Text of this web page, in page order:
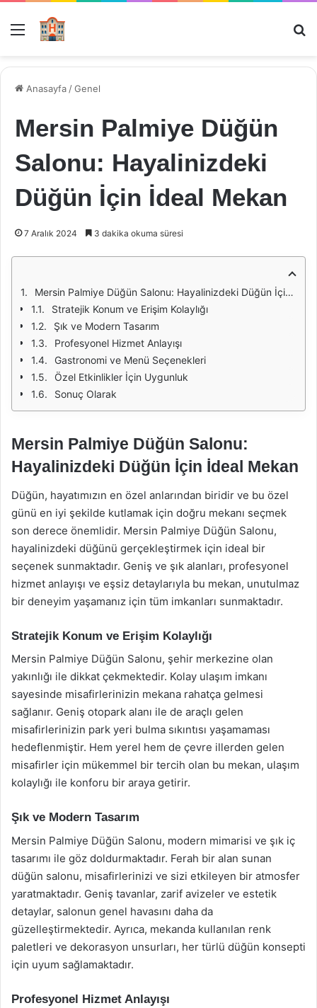
Menü
Anasayfa /Genel
Mersin Palmiye Düğün
Salonu: Hayalinizdeki
Düğün İçin İdeal Mekan
7 Aralık 2024 3 dakika okuma süresi
Mersin Palmiye Düğün Salonu: Hayalinizdeki Düğün İçin İdeal Mekan
Stratejik Konum ve Erişim Kolaylığı
Şık ve Modern Tasarım
Profesyonel Hizmet Anlayışı
Gastronomi ve Menü Seçenekleri
Özel Etkinlikler İçin Uygunluk
Sonuç Olarak
Mersin Palmiye Düğün Salonu:
Hayalinizdeki Düğün İçin İdeal Mekan
Düğün, hayatımızın en özel anlarından biridir ve bu özel
günü en iyi şekilde kutlamak için doğru mekanı seçmek
son derece önemlidir. Mersin Palmiye Düğün Salonu,
hayalinizdeki düğünü gerçekleştirmek için ideal bir
seçenek sunmaktadır. Geniş ve şık alanları, profesyonel
hizmet anlayışı ve eşsiz detaylarıyla bu mekan, unutulmaz
bir deneyim yaşamanız için tüm imkanları sunmaktadır.
Stratejik Konum ve Erişim Kolaylığı
Mersin Palmiye Düğün Salonu, şehir merkezine olan
yakınlığı ile dikkat çekmektedir. Kolay ulaşım imkanı
sayesinde misafirlerinizin mekana rahatça gelmesi
sağlanır. Geniş otopark alanı ile de araçlı gelen
misafirlerinizin park yeri bulma sıkıntısı yaşamaması
hedeflenmiştir. Hem yerel hem de çevre illerden gelen
misafirler için mükemmel bir tercih olan bu mekan, ulaşım
kolaylığı ile konforu bir araya getirir.
Şık ve Modern Tasarım
Mersin Palmiye Düğün Salonu, modern mimarisi ve şık iç
tasarımı ile göz doldurmaktadır. Ferah bir alan sunan
düğün salonu, misafirlerinizi ve sizi etkileyen bir atmosfer
yaratmaktadır. Geniş tavanlar, zarif avizeler ve estetik
detaylar, salonun genel havasını daha da
güzelleştirmektedir. Ayrıca, mekanda kullanılan renk
paletleri ve dekorasyon unsurları, her türlü düğün konsepti
için uyum sağlamaktadır.
Profesyonel Hizmet Anlayışı